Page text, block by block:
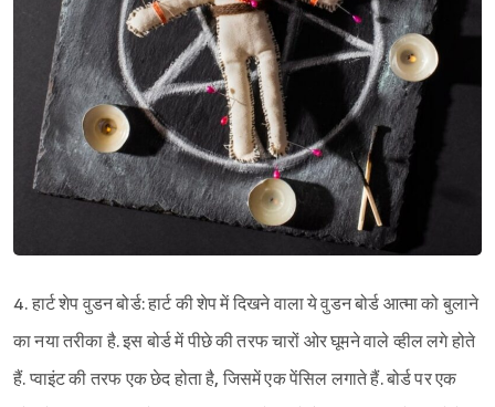
4. हार्ट शेप वुडन बोर्ड: हार्ट की शेप में दिखने वाला ये वुडन बोर्ड आत्मा को बुलाने
का नया तरीका है. इस बोर्ड में पीछे की तरफ चारों ओर घूमने वाले व्हील लगे होते
हैं. प्वाइंट की तरफ एक छेद होता है, जिसमें एक पेंसिल लगाते हैं. बोर्ड पर एक